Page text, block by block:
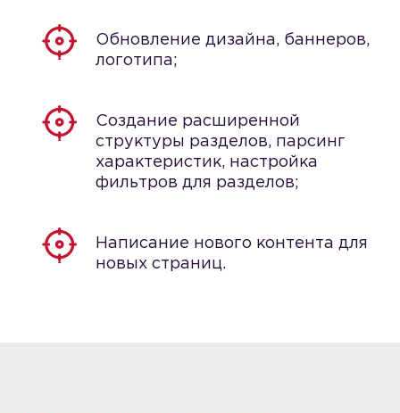
Обновление дизайна, баннеров,
логотипа;
Создание расширенной
структуры разделов, парсинг
характеристик, настройка
фильтров для разделов;
Написание нового контента для
новых страниц.